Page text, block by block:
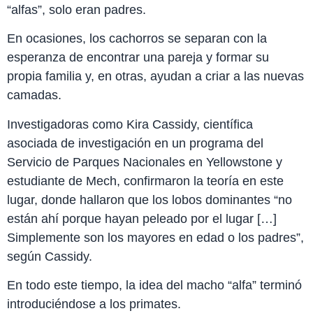
“alfas”, solo eran padres.
En ocasiones, los cachorros se separan con la
esperanza de encontrar una pareja y formar su
propia familia y, en otras, ayudan a criar a las nuevas
camadas.
Investigadoras como Kira Cassidy, científica
asociada de investigación en un programa del
Servicio de Parques Nacionales en Yellowstone y
estudiante de Mech, confirmaron la teoría en este
lugar, donde hallaron que los lobos dominantes “no
están ahí porque hayan peleado por el lugar […]
Simplemente son los mayores en edad o los padres”,
según Cassidy.
En todo este tiempo, la idea del macho “alfa” terminó
introduciéndose a los primates.